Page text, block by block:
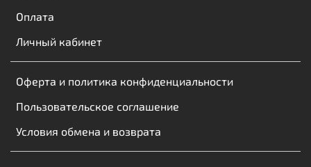
Оплата
Личный кабинет
Оферта и политика конфиденциальности
Пользовательское соглашение
Условия обмена и возврата